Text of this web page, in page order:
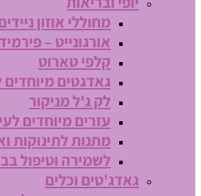
מחוללי אוזון
אורגונייט –
קלפי טארוט
גאדגטים מיוחדים
לק ג'ל מניקור
עזרים מיוחדים
מתנות לתינוקות
לשמירה וטיפול
גאדג'טים וכלים